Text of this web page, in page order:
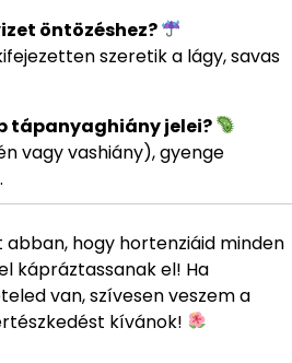
öntözéshez?
szeretik a lágy, savas
tápanyaghiány jelei?
vagy vashiány), gyenge
hogy hortenziáid minden
kápráztassanak el! Ha
van, szívesen veszem a
kívánok!